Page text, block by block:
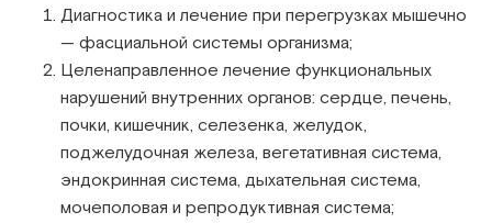
Диагностика и лечение при перегрузках мышечно
— фасциальной системы организма;
Целенаправленное лечение функциональных
нарушений внутренних органов: сердце, печень,
почки, кишечник, селезенка, желудок,
поджелудочная железа, вегетативная система,
эндокринная система, дыхательная система,
мочеполовая и репродуктивная система;